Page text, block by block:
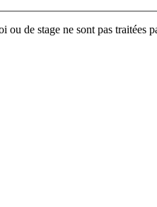
ou de stage ne sont pas traitées